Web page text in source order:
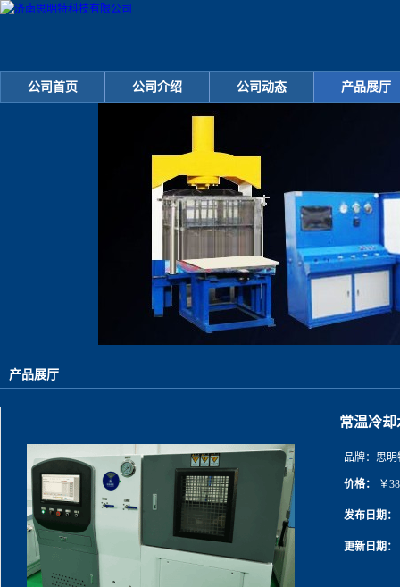
公司首页 公司介绍 公司动态 产品展厅
产品展厅
常温冷
品牌： 思明
价格： ￥
发布日期：
更新日期：